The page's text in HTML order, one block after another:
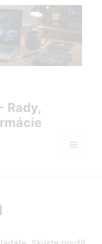
Rady,
Menu